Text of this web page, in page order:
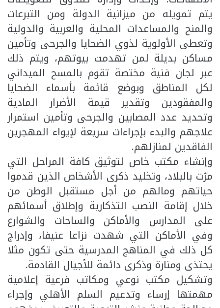
يتم تمويله من ميزانية الدولة ومن التبرعات
والمنح والمساعدات المحلية والعربية والدولية
وتعطى الأولوية لذوي الضحايا والجرحى وتأمين
مساكن بديلة لمن تهدمت بيوتهم، ويتم ذلك
عبر لجان فنية مختصة تقوم بالمسح الميداني
لكل المناطق وبوضع قائمة بأسماء الضحايا
والمفقودين وتقدير قيمة الأضرار المادية
وتحديد عدد المصابين والجرحى وتأمين استمرار
علاجهم والبدء بإجراءات سريعة لإيواء المهجرين
الفاقدين لمنازلهم.
وإنشاء مكتب خاص لتوثيق كافة المراحل التي
مرّت بالبلاد، وتخليد ذكرى الأشخاص الذين قدموا
حياتهم ومالهم من أجل مستقبل الوطن من
خلال إقامة النصب التذكارية وإطلاق أسمائهم
على المدارس والأماكن والساحات والشوارع
وفي الأماكن التي شهدت نزاعا عنيفا، وإدراج
كل ذلك في المناهج المدرسية حتى تكون مثلا
يحتذى ومنارة وذكرى دائمة للأجيال القادمة.
وتشكيل مكتب نوعي ومكاتب فرعية إعلامية
مهمتها إرساء وتدعيم السلم الأهلي وإجراء